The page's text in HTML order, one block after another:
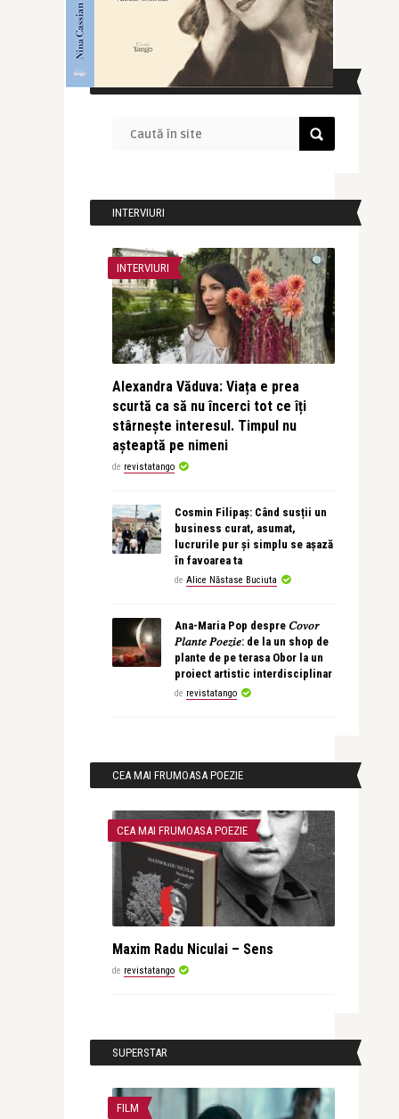
CAUTĂ ÎN SITE
INTERVIURI
INTERVIURI
Alexandra Văduva: Viața e prea
scurtă ca să nu încerci tot ce îți
stârnește interesul. Timpul nu
așteaptă pe nimeni
de revistatango
Cosmin Filipaș: Când susții un
business curat, asumat,
lucrurile pur și simplu se așază
în favoarea ta
de Alice Năstase Buciuta
Ana-Maria Pop despre 𝐶𝑜𝑣𝑜𝑟
𝑃𝑙𝑎𝑛𝑡𝑒 𝑃𝑜𝑒𝑧𝑖𝑒: de la un shop de
plante de pe terasa Obor la un
proiect artistic interdisciplinar
de revistatango
CEA MAI FRUMOASA POEZIE
CEA MAI FRUMOASA POEZIE
Maxim Radu Niculai – Sens
de revistatango
SUPERSTAR
FILM